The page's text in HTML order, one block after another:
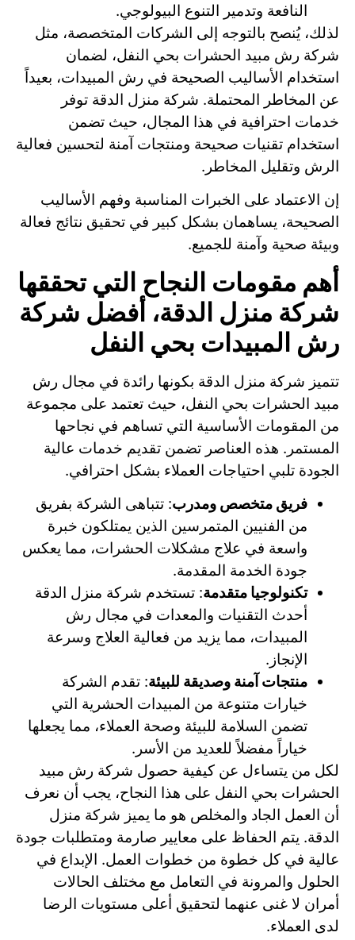
النافعة وتدمير التنوع البيولوجي.
لذلك، يُنصح بالتوجه إلى الشركات المتخصصة، مثل
شركة رش مبيد الحشرات بحي النفل، لضمان
استخدام الأساليب الصحيحة في رش المبيدات، بعيداً
عن المخاطر المحتملة. شركة منزل الدقة توفر
خدمات احترافية في هذا المجال، حيث تضمن
استخدام تقنيات صحيحة ومنتجات آمنة لتحسين فعالية
الرش وتقليل المخاطر.
إن الاعتماد على الخبرات المناسبة وفهم الأساليب
الصحيحة، يساهمان بشكل كبير في تحقيق نتائج فعالة
وبيئة صحية وآمنة للجميع.
أهم مقومات النجاح التي تحققها
شركة منزل الدقة، أفضل شركة
رش المبيدات بحي النفل
تتميز شركة منزل الدقة بكونها رائدة في مجال رش
مبيد الحشرات بحي النفل، حيث تعتمد على مجموعة
من المقومات الأساسية التي تساهم في نجاحها
المستمر. هذه العناصر تضمن تقديم خدمات عالية
الجودة تلبي احتياجات العملاء بشكل احترافي.
فريق متخصص ومدرب: تتباهى الشركة بفريق
من الفنيين المتمرسين الذين يمتلكون خبرة
واسعة في علاج مشكلات الحشرات، مما يعكس
جودة الخدمة المقدمة.
تكنولوجيا متقدمة: تستخدم شركة منزل الدقة
أحدث التقنيات والمعدات في مجال رش
المبيدات، مما يزيد من فعالية العلاج وسرعة
الإنجاز.
منتجات آمنة وصديقة للبيئة: تقدم الشركة
خيارات متنوعة من المبيدات الحشرية التي
تضمن السلامة للبيئة وصحة العملاء، مما يجعلها
خياراً مفضلاً للعديد من الأسر.
لكل من يتساءل عن كيفية حصول شركة رش مبيد
الحشرات بحي النفل على هذا النجاح، يجب أن نعرف
أن العمل الجاد والمخلص هو ما يميز شركة منزل
الدقة. يتم الحفاظ على معايير صارمة ومتطلبات جودة
عالية في كل خطوة من خطوات العمل. الإبداع في
الحلول والمرونة في التعامل مع مختلف الحالات
أمران لا غنى عنهما لتحقيق أعلى مستويات الرضا
لدى العملاء.